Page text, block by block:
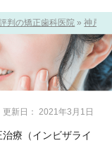
判の矯正歯科医院 »神戸の
更新日： 2021年3月1日
療（インビザライ